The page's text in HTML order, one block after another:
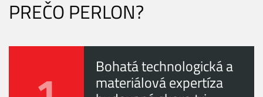
PREČO PERLON?
Bohatá technologická a
materiálová expertíza